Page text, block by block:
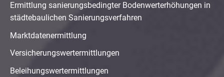
Ermittlung sanierungsbedingter Bodenwerterhöhungen in
städtebaulichen Sanierungsverfahren
Marktdatenermittlung
Versicherungswertermittlungen
Beleihungswertermittlungen